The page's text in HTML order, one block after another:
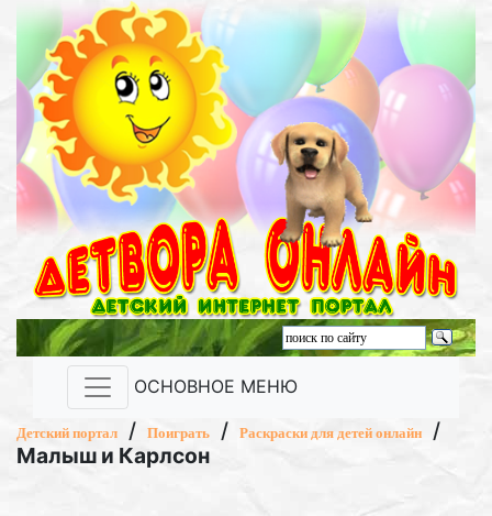
ОСНОВНОЕ МЕНЮ
Детский портал / Поиграть / Раскраски для детей онлайн
/
Малыш и Карлсон